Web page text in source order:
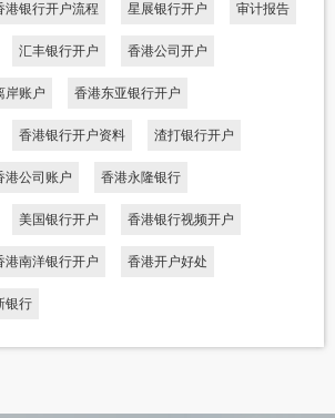
港银行开户流程 星展银行开户 审计报告
汇丰银行开户 香港公司开户
岸账户 香港东亚银行开户
香港银行开户资料 渣打银行开户
港公司账户 香港永隆银行
美国银行开户 香港银行视频开户
港南洋银行开户 香港开户好处
银行